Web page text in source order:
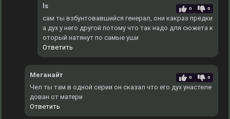
ls 0 0
сам ты взбунтовавшийся генерал, они какраз предки
а дух у него другой потому что так надо для сюжета к
оторый натянут по самые уши
Ответить
Меганайт 0 0
Чел ты там в одной серии он сказал что его дух унастеле
дован от матери
Ответить